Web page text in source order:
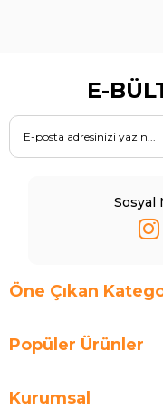
E-
Sosyal
Öne Çıkan
Popüler Ürünler
Kurumsal